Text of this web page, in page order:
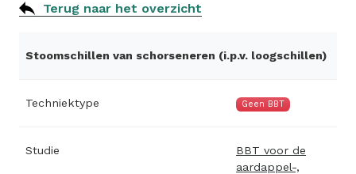
Terug naar het overzicht
Stoomschillen van schorseneren (i.p.v. loogschillen)
Techniektype Geen BBT
Studie
BBT voor de
aardappel-,